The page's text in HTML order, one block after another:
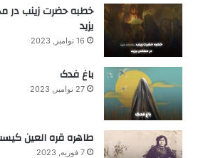
خطبه حضرت زینب در
یزید
16 نوامبر, 2023
باغ فدک
27 نوامبر, 2023
طاهره قره العین
7 فوریه, 2023